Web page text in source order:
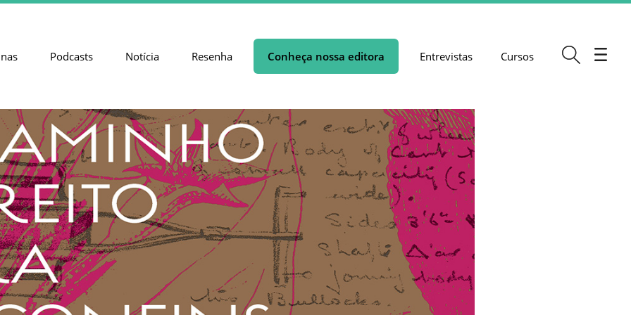
Podcasts Notícia Resenha Conheça nossa editora Entrevistas Cursos